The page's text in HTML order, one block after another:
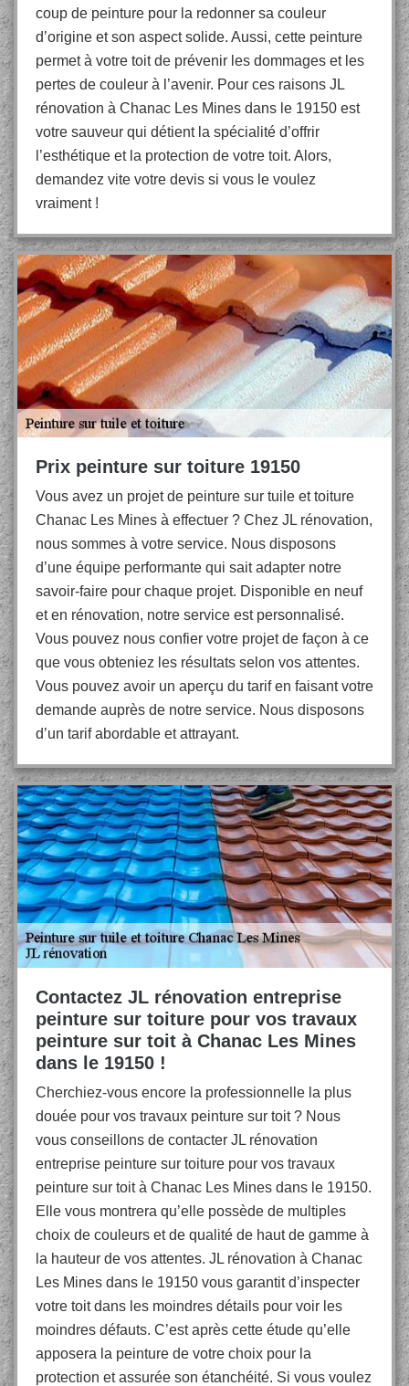
coup de peinture pour la redonner sa couleur
d’origine et son aspect solide. Aussi, cette peinture
permet à votre toit de prévenir les dommages et les
pertes de couleur à l’avenir. Pour ces raisons JL
rénovation à Chanac Les Mines dans le 19150 est
votre sauveur qui détient la spécialité d’offrir
l’esthétique et la protection de votre toit. Alors,
demandez vite votre devis si vous le voulez
vraiment !
Prix peinture sur toiture 19150
Vous avez un projet de peinture sur tuile et toiture
Chanac Les Mines à effectuer ? Chez JL rénovation,
nous sommes à votre service. Nous disposons
d’une équipe performante qui sait adapter notre
savoir-faire pour chaque projet. Disponible en neuf
et en rénovation, notre service est personnalisé.
Vous pouvez nous confier votre projet de façon à ce
que vous obteniez les résultats selon vos attentes.
Vous pouvez avoir un aperçu du tarif en faisant votre
demande auprès de notre service. Nous disposons
d’un tarif abordable et attrayant.
Contactez JL rénovation entreprise
peinture sur toiture pour vos travaux
peinture sur toit à Chanac Les Mines
dans le 19150 !
Cherchiez-vous encore la professionnelle la plus
douée pour vos travaux peinture sur toit ? Nous
vous conseillons de contacter JL rénovation
entreprise peinture sur toiture pour vos travaux
peinture sur toit à Chanac Les Mines dans le 19150.
Elle vous montrera qu’elle possède de multiples
choix de couleurs et de qualité de haut de gamme à
la hauteur de vos attentes. JL rénovation à Chanac
Les Mines dans le 19150 vous garantit d’inspecter
votre toit dans les moindres détails pour voir les
moindres défauts. C’est après cette étude qu’elle
apposera la peinture de votre choix pour la
protection et assurée son étanchéité. Si vous voulez